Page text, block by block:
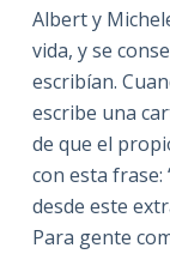
Albert y
vida, y se
escribían.
escribe una
de que el
con esta frase:
desde este
Para gente